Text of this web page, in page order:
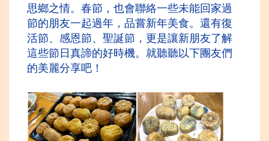
思鄉之情。春節，也會聯絡一些未能回家過
節的朋友一起過年，品嘗新年美食。還有復
活節、 感恩節、聖誕節，更是讓新朋友了解
這些節日真諦的好時機。就聽聽以下團友們
的美麗分享吧！